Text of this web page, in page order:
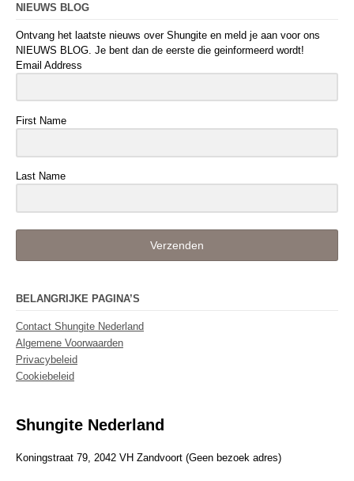
NIEUWS BLOG
Ontvang het laatste nieuws over Shungite en meld je aan voor ons
NIEUWS BLOG. Je bent dan de eerste die geinformeerd wordt!
Email Address
First Name
Last Name
Verzenden
BELANGRIJKE PAGINA’S
Contact Shungite Nederland
Algemene Voorwaarden
Privacybeleid
Cookiebeleid
Shungite Nederland
Koningstraat 79, 2042 VH Zandvoort (Geen bezoek adres)